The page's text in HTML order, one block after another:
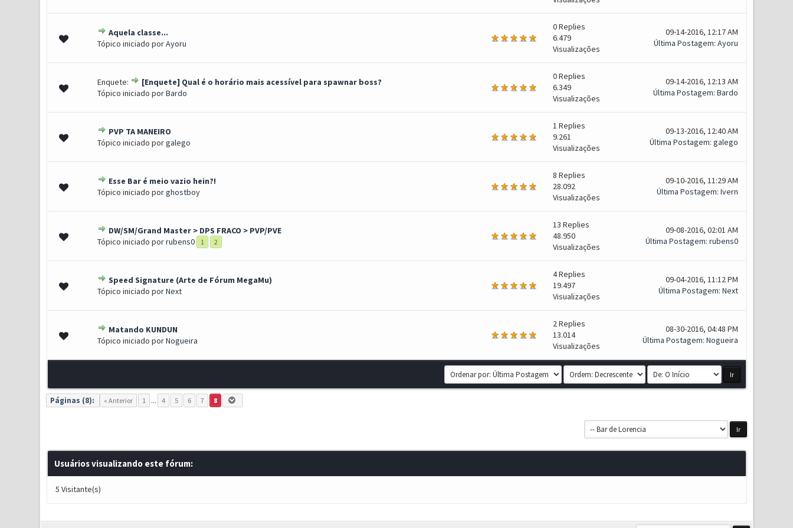
Aquela classe...
Tópico iniciado porAyoru
0Replies
6.479
Visualizações
09-14-2016, 12:17 AM
Última Postagem: Ayoru
Enquete:
[Enquete] Qual é o horário mais acessível para spawnar boss?
Tópico iniciado porBardo
1 Voto(s) - 5 de 5 em média
1 2 345
0Replies
6.349
Visualizações
09-14-2016, 12:13 AM
Última Postagem: Bardo
PVP TA MANEIRO
Tópico iniciado porgalego
1 Replies
9.261
Visualizações
09-13-2016, 12:40 AM
Última Postagem: galego
Esse Bar é meio vazio hein?!
Tópico iniciado porghostboy
1 Voto(s) - 5 de 5 em média
123 4
8 Replies
28.092
Visualizações
09-10-2016, 11:29 AM
Última Postagem: Ivern
DW/SM/Grand Master > DPS FRACO > PVP/PVE
Tópico iniciado porrubens0 1 2
1 Voto(s) - 5 de 5 em média
12345
13 Replies
48.950
Visualizações
09-08-2016, 02:01 AM
Última Postagem: rubens0
Speed Signature (Arte de Fórum MegaMu)
Tópico iniciado porNext
1 Voto(s) - 5 de 5 em média
12 3 45
4Replies
19.497
Visualizações
09-04-2016, 11:12 PM
Última Postagem: Next
Matando KUNDUN
Tópico iniciado porNogueira
1 Voto(s) - 5 de 5 em média
2Replies
13.014
Visualizações
08-30-2016, 04:48 PM
Última Postagem: Nogueira
Páginas (8): « Anterior 1 ... 4 5 6 7 8
Usuários visualizando este fórum:
5 Visitante(s)